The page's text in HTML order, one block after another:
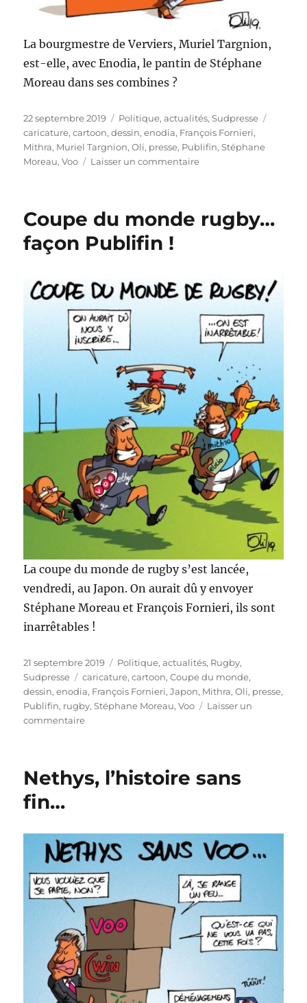
La bourgmestre de Verviers, Muriel Targnion,
est-elle, avec Enodia, le pantin de Stéphane
Moreau dans ses combines ?
Publié
le
22 septembre 2019 Catégories
Politique, actualités,Sudpresse
caricature,cartoon,dessin,enodia, François Fornieri,
Mithra, Muriel Targnion,Oli, presse, Publifin,Stéphane
Moreau,Voo Laisser un commentairesur
Moreau
Coupe du monde rugby…
façon Publifin !
La coupe du monde de rugby s’est lancée,
vendredi, au Japon. On aurait dû y envoyer
Stéphane Moreau et François Fornieri, ils sont
inarrêtables !
Publié
le
21 septembre 2019 Catégories
Politique, actualités, Rugby,
Sudpresse
Étiquettes
caricature,cartoon,Coupe du monde,
dessin,enodia, François Fornieri,Japon, Mithra,Oli, presse,
Publifin, rugby,Stéphane Moreau,Voo
Laisser un
commentairesur
rugby…
façon
Nethys, l’histoire sans
fin…